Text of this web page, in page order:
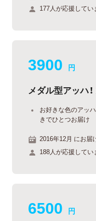
177人が応援してい
3900 円
メダル型アッハ
お好きな色のアッ
きでひとつお届け
2016年12月 にお届
188人が応援してい
6500 円